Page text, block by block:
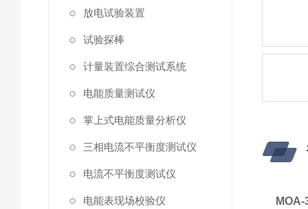
放电试验装置
试验探棒
计量装置综合测试系统
电能质量测试仪
掌上式电能质量分析仪
三相电流不平衡度测试仪
电流不平衡度测试仪
电能表现场校验仪